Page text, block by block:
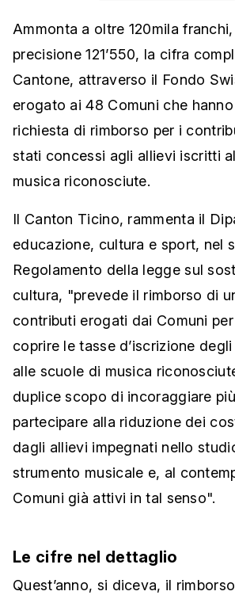
Ammonta a oltre 120mila
precisione 121’550, la cifra
Cantone, attraverso il Fondo
erogato ai 48 Comuni che
richiesta di rimborso per i
stati concessi agli allievi iscritti
musica riconosciute.
Il Canton Ticino, rammenta il
educazione, cultura e sport, nel
Regolamento della legge sul
cultura, "prevede il rimborso di
contributi erogati dai Comuni
coprire le tasse d’iscrizione
alle scuole di musica
duplice scopo di incoraggiare
partecipare alla riduzione dei
dagli allievi impegnati nello
strumento musicale e, al
Comuni già attivi in tal senso".
Le cifre nel dettaglio
Quest’anno, si diceva, il